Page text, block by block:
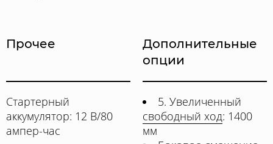
Прочее
Стартерный
аккумулятор: 12 В/80
ампер-час
Дополнительные
опции
5. Увеличенный
свободный ход: 1400
мм